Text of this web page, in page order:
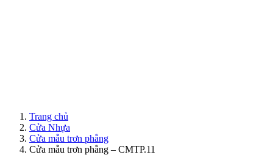
Trang chủ
Cửa Nhựa
Cửa mẫu trơn phẳng
Cửa mẫu trơn phẳng – CMTP.11